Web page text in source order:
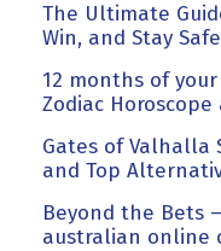
The Ultimate
Win, and Stay Safe
12 months of your
Zodiac Horoscope
Gates of Valhalla
and Top
Beyond the Bets
australian online